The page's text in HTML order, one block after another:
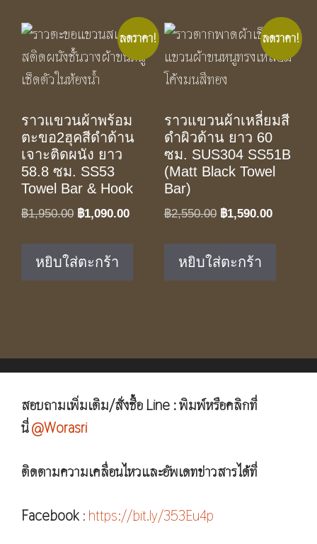
ลดราคา!
ราวแขวนผ้าพร้อม
ตะขอ2ฮุคสีดำด้าน
เจาะติดผนัง ยาว
58.8 ซม. SS53
Towel Bar & Hook
฿1,950.00 Original
฿1,950.00.
฿1,090.00Current
฿1,090.00.
หยิบใส่ตะกร้า
ลดราคา!
ราวแขวนผ้าเหลี่ยมสี
ดำผิวด้าน ยาว 60
ซม. SUS304 SS51B
(Matt Black Towel
Bar)
฿2,550.00 Original
฿2,550.00.
฿1,590.00Current
หยิบใส่ตะกร้า
สอบถามเพิ่มเติม/สั่งซื้อ Line : พิมพ์หรือคลิกที่
นี่@Worasri
ติดตามความเคลื่อนไหวและอัพเดทข่าวสารได้ที่
Facebook : https://bit.ly/353Eu4p